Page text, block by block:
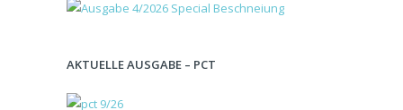
AKTUELLE AUSGABE – PCT